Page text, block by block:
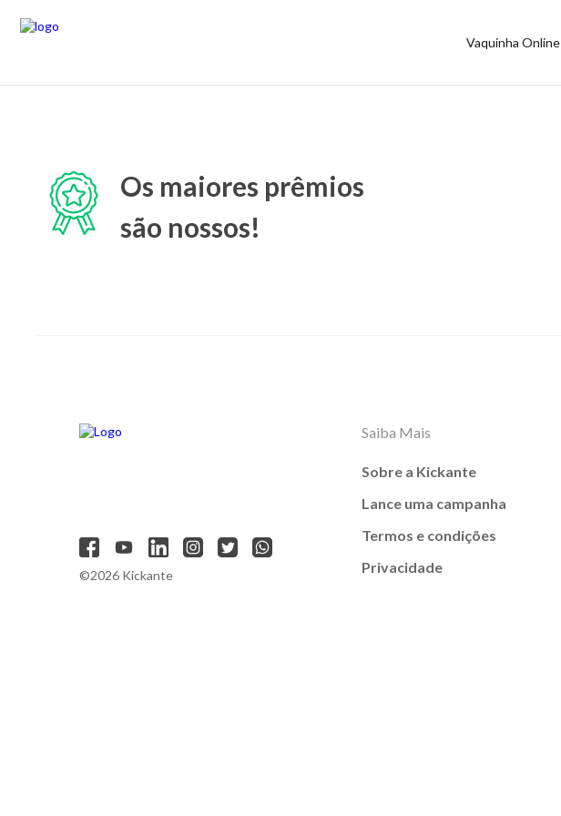
Vaquinha Online
Os maiores prêmios
são nossos!
©2026 Kickante
Saiba Mais
Sobre a Kickante
Lance uma campanha
Termos e condições
Privacidade